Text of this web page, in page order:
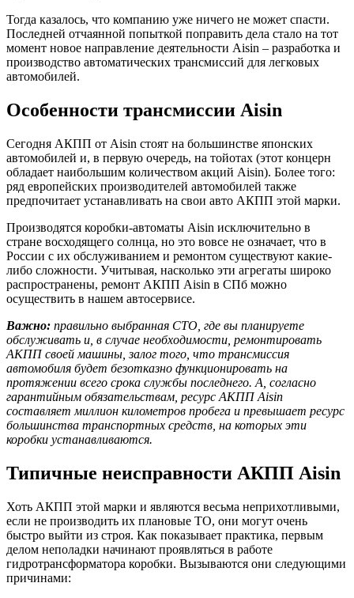
Тогда казалось, что компанию уже ничего не может спасти.
Последней отчаянной попыткой поправить дела стало на тот
момент новое направление деятельности Aisin – разработка и
производство автоматических трансмиссий для легковых
автомобилей.
Особенности трансмиссии Aisin
Сегодня АКПП от Aisin стоят на большинстве японских
автомобилей и, в первую очередь, на тойотах (этот концерн
обладает наибольшим количеством акций Aisin). Более того:
ряд европейских производителей автомобилей также
предпочитает устанавливать на свои авто АКПП этой марки.
Производятся коробки-автоматы Aisin исключительно в
стране восходящего солнца, но это вовсе не означает, что в
России с их обслуживанием и ремонтом существуют какие-
либо сложности. Учитывая, насколько эти агрегаты широко
распространены, ремонт АКПП Aisin в СПб можно
осуществить в нашем автосервисе.
Важно: правильно выбранная СТО, где вы планируете
обслуживать и, в случае необходимости, ремонтировать
АКПП своей машины, залог того, что трансмиссия
автомобиля будет безотказно функционировать на
протяжении всего срока службы последнего. А, согласно
гарантийным обязательствам, ресурс АКПП Aisin
составляет миллион километров пробега и превышает ресурс
большинства транспортных средств, на которых эти
коробки устанавливаются.
Типичные неисправности АКПП Aisin
Хоть АКПП этой марки и являются весьма неприхотливыми,
если не производить их плановые ТО, они могут очень
быстро выйти из строя. Как показывает практика, первым
делом неполадки начинают проявляться в работе
гидротрансформатора коробки. Вызываются они следующими
причинами: